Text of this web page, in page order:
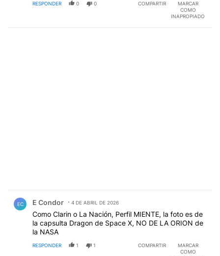
RESPONDER 0 0 COMPARTIR
MARCAR
COMO
INAPROPIADO
EC E Condor 4 DE ABRIL DE 2026
Como Clarin o La Nación, Perfil MIENTE, la foto es de
la capsulta Dragon de Space X, NO DE LA ORION de
la NASA
RESPONDER 1 1 COMPARTIR
MARCAR
COMO